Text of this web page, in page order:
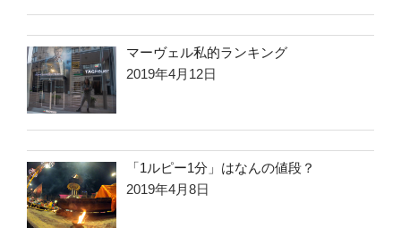
マーヴェル私的ランキング
2019年4月12日
「1ルピー1分」はなんの値段？
2019年4月8日